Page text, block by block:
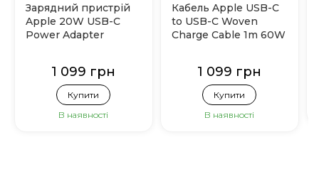
Зарядний пристрій
Apple 20W USB-C
Power Adapter
1 099 грн
Купити
В наявності
Кабель Apple USB-C
to USB-C Woven
Charge Cable 1m 60W
1 099 грн
Купити
В наявності